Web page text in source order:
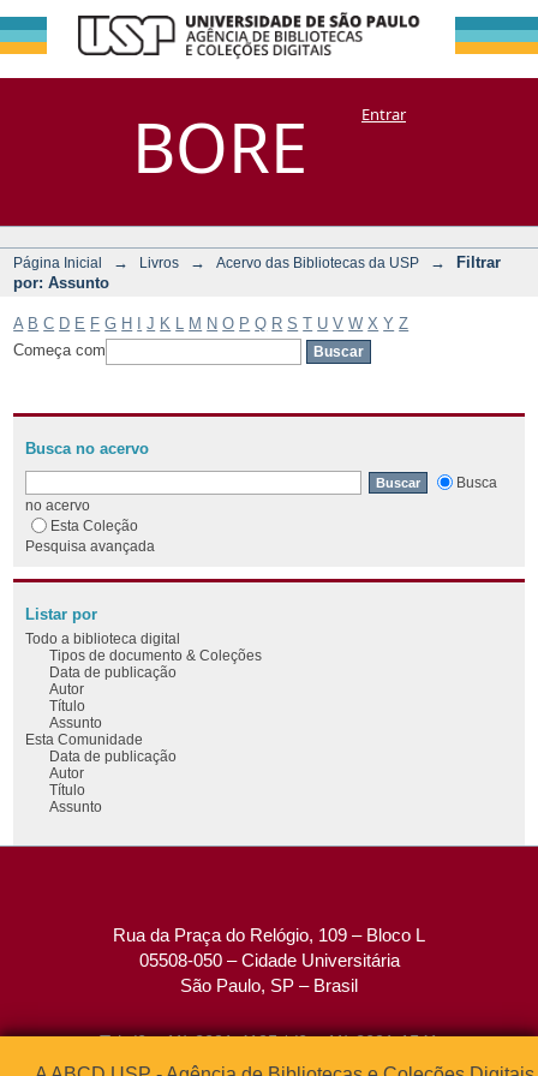
BORE
Filtrar por:
Assunto
DSpace/Manakin + CoriscoEntrar
Página Inicial → Livros → Acervo das Bibliotecas da USP →
Filtrar
por: Assunto
A B C D E F G H J K M N O P Q R S T U V W X Y Z
Começa com
Busca no acervo
Busca
no acervo
Esta Coleção
Pesquisa avançada
Listar por
Todo a biblioteca digital
Tipos de documento & Coleções
Data de publicação
Autor
Título
Assunto
Esta Comunidade
Data de publicação
Autor
Título
Assunto
Rua da Praça do Relógio, 109 – Bloco L
05508-050 – Cidade Universitária
São Paulo, SP – Brasil
Tel: (0xx11) 3091-4195 / (0xx11) 3091-1541
Fax: (0xx11) 3091-1567